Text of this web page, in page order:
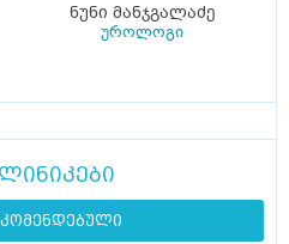
ნუნი მანჯგალაძე
უროლოგი